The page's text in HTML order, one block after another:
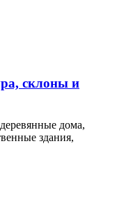
склоны и
дома,
здания,